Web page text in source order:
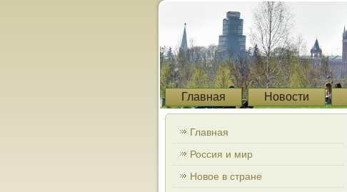
Главная Новости
Главная
Россия и мир
Новое в стране